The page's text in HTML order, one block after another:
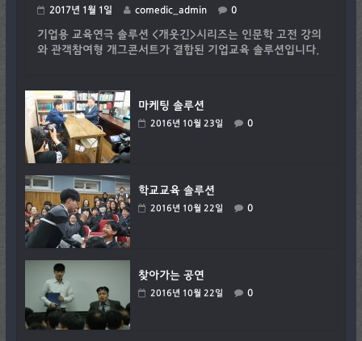
2017년 1월 1일 comedic_admin 0
기업용 교육연극 솔루션 <개웃긴>시리즈는 인문학 고전 강의
와 관객참여형 개그콘서트가 결합된 기업교육 솔루션입니다.
마케팅 솔루션
2016년 10월 23일 0
학교교육 솔루션
2016년 10월 22일 0
찾아가는 공연
2016년 10월 22일 0